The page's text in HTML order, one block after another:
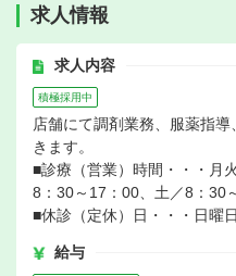
求人情報
求人内容
積極採用中
店舗にて調剤業務、服薬指
きます。
■診療（営業）時間・・・月
8：30～17：00、土／8：30
■休診（定休）日・・・日曜
給与